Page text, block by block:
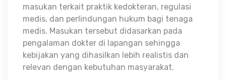
masukan terkait praktik kedokteran, regulasi
medis, dan perlindungan hukum bagi tenaga
medis. Masukan tersebut didasarkan pada
pengalaman dokter di lapangan sehingga
kebijakan yang dihasilkan lebih realistis dan
relevan dengan kebutuhan masyarakat.